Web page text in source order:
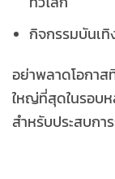
กิจกรรมบันเ
อย่าพลาดโอกา
ใหญ่ที่สุดในรอบ
สำหรับประสบก